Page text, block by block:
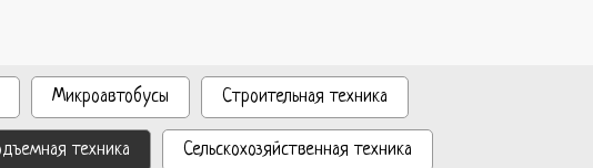
Микроавтобусы Строительная техника
техника Сельскохозяйственная техника